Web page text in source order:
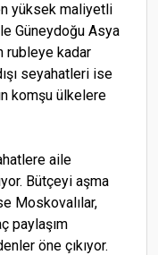
yüksek maliyetli
Güneydoğu Asya
rubleye kadar
seyahatleri ise
komşu ülkelere
aile
Bütçeyi aşma
Moskovalılar,
paylaşım
öne çıkıyor.